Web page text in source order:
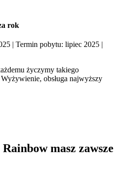
rok
| Termin pobytu: lipiec 2025 |
życzymy takiego
obsługa najwyższy
masz zawsze